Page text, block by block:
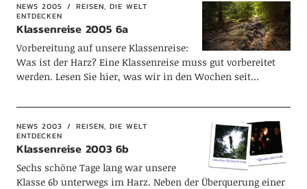
NEWS 2005
REISEN, DIE WELT
ENTDECKEN
Klassenreise 2005 6a
Vorbereitung auf unsere Klassenreise:
Was ist der Harz? Eine Klassenreise muss gut vorbereitet
werden. Lesen Sie hier, was wir in den Wochen seit…
NEWS 2003
REISEN, DIE WELT
ENTDECKEN
Klassenreise 2003 6b
Sechs schöne Tage lang war unsere
Klasse 6b unterwegs im Harz. Neben der Überquerung einer